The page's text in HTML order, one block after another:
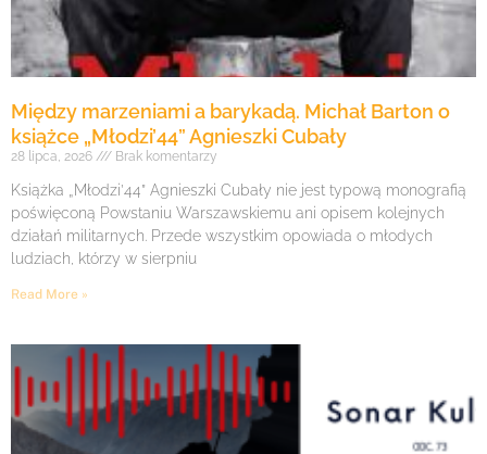
Między marzeniami a barykadą. Michał Barton o
książce „Młodzi’44” Agnieszki Cubały
28 lipca, 2026 Brak komentarzy
Książka „Młodzi’44” Agnieszki Cubały nie jest typową monografią
poświęconą Powstaniu Warszawskiemu ani opisem kolejnych
działań militarnych. Przede wszystkim opowiada o młodych
ludziach, którzy w sierpniu
Read More »